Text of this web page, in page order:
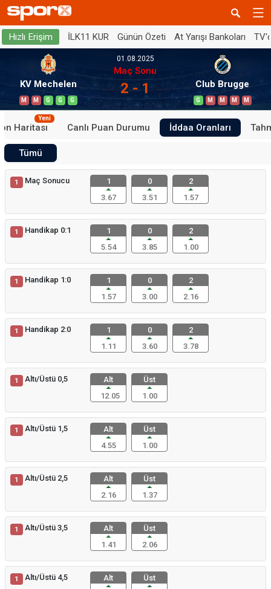
Hızlı Erişim İLK11 KUR Günün Özeti At Yarışı Bankoları
KV Mechelen
M M G G G
01.08.2025
Maç Sonu
2 - 1 Club Brugge
G M M M M
Haritası
Yeni
Canlı Puan Durumu İddaa Oranları
Tümü
1 Maç Sonucu
1
3.67
0
3.51
2
1.57
1 Handikap 0:1
1
5.54
0
3.85
2
1.00
1 Handikap 1:0
1
1.57
0
3.00
2
2.16
1 Handikap 2:0
1
1.11
0
3.60
2
3.78
1 Altı/Üstü 0,5
Alt
12.05
Üst
1.00
1 Altı/Üstü 1,5
Alt
4.55
Üst
1.00
1 Altı/Üstü 2,5
Alt
2.16
Üst
1.37
1 Altı/Üstü 3,5
Alt
1.41
Üst
2.06
1 Altı/Üstü 4,5
Alt
Üst